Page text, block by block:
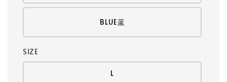
BLUE蓝
SIZE
L